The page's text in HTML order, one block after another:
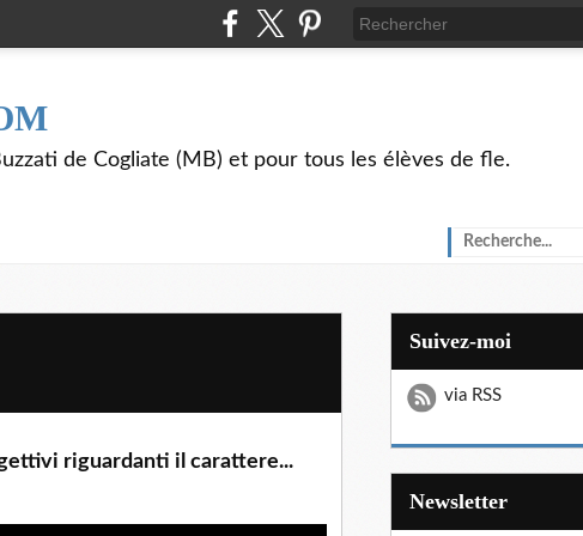
de Cogliate (MB) et pour tous les élèves de fle.
riguardanti il carattere...
Suivez-moi
via RSS
Newsletter